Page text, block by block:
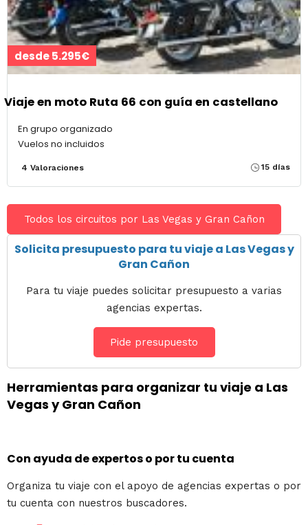
desde 5.295€
Viaje en moto Ruta 66 con guía en castellano
En grupo organizado
Vuelos no incluidos
4 Valoraciones 15 días
Todos los circuitos por Las Vegas y Gran Cañon
Solicita presupuesto para tu viaje a Las Vegas y
Gran Cañon
Para tu viaje puedes solicitar presupuesto a varias
agencias expertas.
Pide presupuesto
Herramientas para organizar tu viaje a Las
Vegas y Gran Cañon
Con ayuda de expertos o por tu cuenta
Organiza tu viaje con el apoyo de agencias expertas o por
tu cuenta con nuestros buscadores.